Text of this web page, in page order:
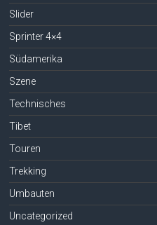
Slider
Sprinter 4×4
Südamerika
Szene
Technisches
Tibet
Touren
Trekking
Umbauten
Uncategorized